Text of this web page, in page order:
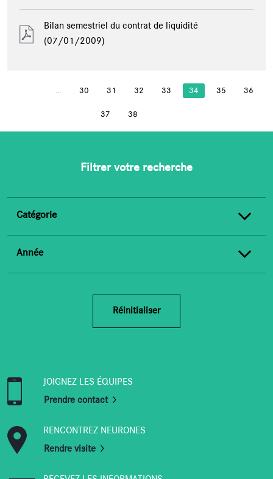
Bilan semestriel du contrat de liquidité
(07/01/2009)
… 30 31 32 33 34 35 36
37 38
Filtrer votre recherche
Catégorie
Année
Réinitialiser
JOIGNEZ LES ÉQUIPES
Prendre contact
RENCONTREZ NEURONES
Rendre visite